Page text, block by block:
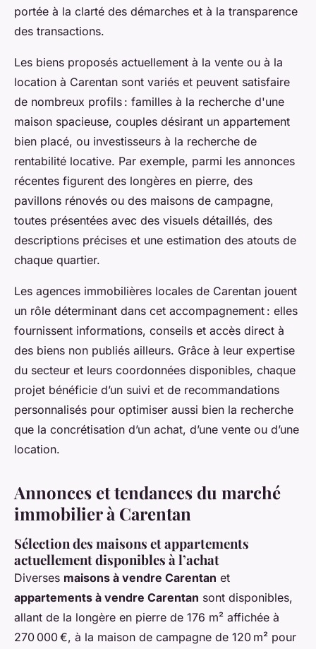
portée à la clarté des démarches et à la transparence
des transactions.
Les biens proposés actuellement à la vente ou à la
location à Carentan sont variés et peuvent satisfaire
de nombreux profils : familles à la recherche d'une
maison spacieuse, couples désirant un appartement
bien placé, ou investisseurs à la recherche de
rentabilité locative. Par exemple, parmi les annonces
récentes figurent des longères en pierre, des
pavillons rénovés ou des maisons de campagne,
toutes présentées avec des visuels détaillés, des
descriptions précises et une estimation des atouts de
chaque quartier.
Les agences immobilières locales de Carentan jouent
un rôle déterminant dans cet accompagnement : elles
fournissent informations, conseils et accès direct à
des biens non publiés ailleurs. Grâce à leur expertise
du secteur et leurs coordonnées disponibles, chaque
projet bénéficie d’un suivi et de recommandations
personnalisés pour optimiser aussi bien la recherche
que la concrétisation d’un achat, d’une vente ou d’une
location.
Annonces et tendances du marché
immobilier à Carentan
Sélection des maisons et appartements
actuellement disponibles à l’achat
Diverses maisons à vendre Carentan et
appartements à vendre Carentan sont disponibles,
allant de la longère en pierre de 176 m² affichée à
270 000 €, à la maison de campagne de 120 m² pour